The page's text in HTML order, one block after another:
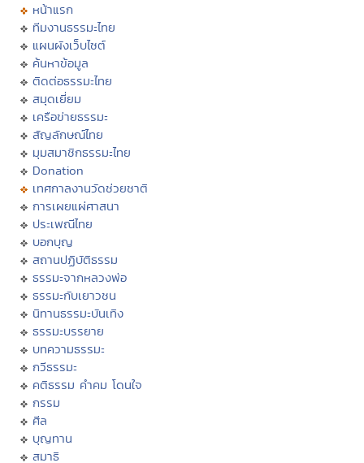
หน้าแรก
ทีมงานธรรมะไทย
แผนผังเว็บไซต์
ค้นหาข้อมูล
ติดต่อธรรมะไทย
สมุดเยี่ยม
เครือข่ายธรรมะ
สัญลักษณ์ไทย
มุมสมาชิกธรรมะไทย
Donation
เทศกาลงานวัดช่วยชาติ
การเผยแผ่ศาสนา
ประเพณีไทย
บอกบุญ
สถานปฏิบัติธรรม
ธรรมะจากหลวงพ่อ
ธรรมะกับเยาวชน
นิทานธรรมะบันเทิง
ธรรมะบรรยาย
บทความธรรมะ
กวีธรรมะ
คติธรรม คำคม โดนใจ
กรรม
ศีล
บุญทาน
สมาธิ